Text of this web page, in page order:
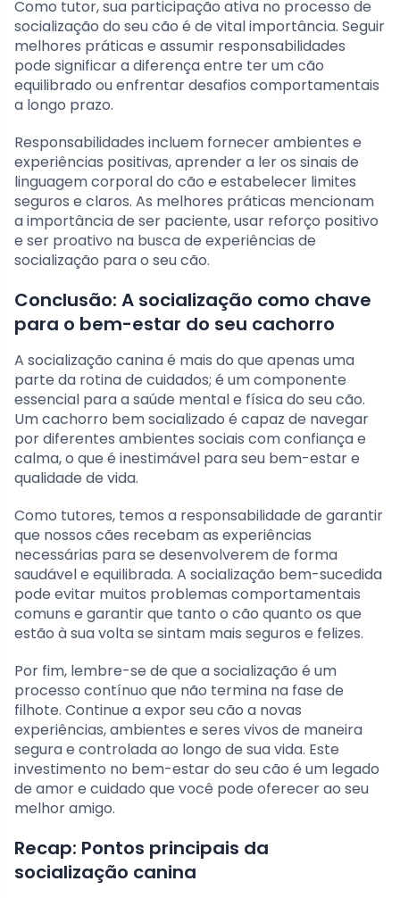
Como tutor, sua participação ativa no processo de
socialização do seu cão é de vital importância. Seguir
melhores práticas e assumir responsabilidades
pode significar a diferença entre ter um cão
equilibrado ou enfrentar desafios comportamentais
a longo prazo.
Responsabilidades incluem fornecer ambientes e
experiências positivas, aprender a ler os sinais de
linguagem corporal do cão e estabelecer limites
seguros e claros. As melhores práticas mencionam
a importância de ser paciente, usar reforço positivo
e ser proativo na busca de experiências de
socialização para o seu cão.
Conclusão: A socialização como chave
para o bem-estar do seu cachorro
A socialização canina é mais do que apenas uma
parte da rotina de cuidados; é um componente
essencial para a saúde mental e física do seu cão.
Um cachorro bem socializado é capaz de navegar
por diferentes ambientes sociais com confiança e
calma, o que é inestimável para seu bem-estar e
qualidade de vida.
Como tutores, temos a responsabilidade de garantir
que nossos cães recebam as experiências
necessárias para se desenvolverem de forma
saudável e equilibrada. A socialização bem-sucedida
pode evitar muitos problemas comportamentais
comuns e garantir que tanto o cão quanto os que
estão à sua volta se sintam mais seguros e felizes.
Por fim, lembre-se de que a socialização é um
processo contínuo que não termina na fase de
filhote. Continue a expor seu cão a novas
experiências, ambientes e seres vivos de maneira
segura e controlada ao longo de sua vida. Este
investimento no bem-estar do seu cão é um legado
de amor e cuidado que você pode oferecer ao seu
melhor amigo.
Recap: Pontos principais da
socialização canina